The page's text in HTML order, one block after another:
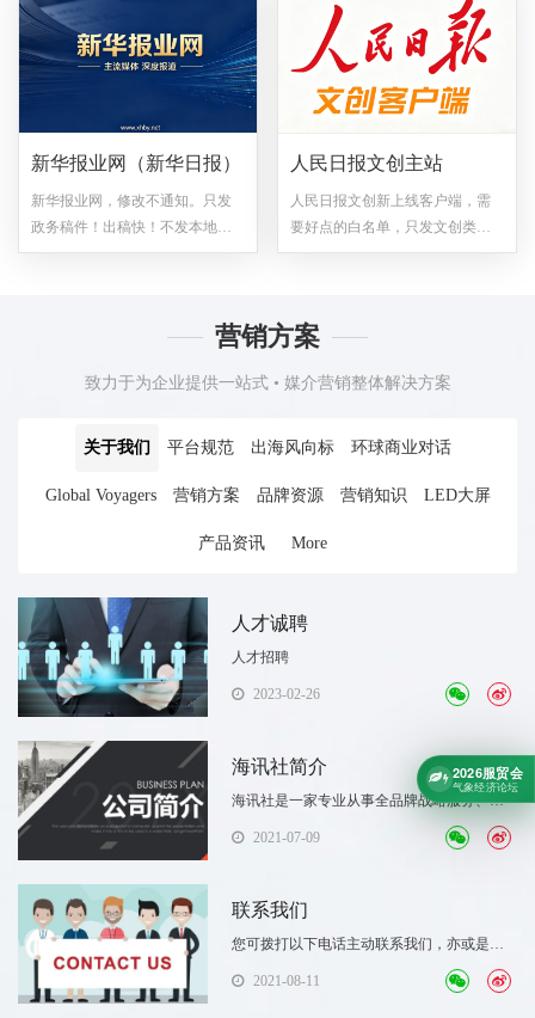
件删改问题，均需优先联系发稿
平台！ 3.【需提供白名单来
源！！请自觉提供白名单！】 4.
所有视频和图片均需取得权利方
或相关供稿单位的书面授权后方
由权利方或相关供稿单位承担责
任！！下单请备注图片是否有版
权，（默认有授权！）5.不包时
即接受！7.发稿时间可能前置，不
接受请提前备注，不接受修改。8.
编辑老师会根据内容协调去环球
10.退稿理由若是：转载。即首发
发不了，转载可以发，可自行重
一律不退稿
新华报业网（新华日报）
新华报业网，修改不通知。只发
政务稿件！出稿快！不发本地
稿！需要提供来源
人民日报文创主站
人民日报文创新上线客户端，需
要好点的白名单，只发文创类稿
件，修改不通知
营销方案
致力于为企业提供一站式 • 媒介营销整体解决方案
关于我们 平台规范 出海风向标 环球商业对话
Global Voyagers 营销方案 品牌资源 营销知识 LED大屏
产品资讯 More
人才诚聘
人才招聘
2023-02-26
海讯社简介
海讯社是一家专业从事全品牌战略服务、国
际创意传播、央媒视频栏目生产制作与全球
媒介资源整合的智能内容营销平台。自2012
牌，以营销互享未来”的服务宗旨;
2021-07-09
联系我们
您可拨打以下电话主动联系我们，亦或是点
击右侧预约我们的客服，我们将竭诚为您服
2021-08-11
2026服贸会
气象经济论坛